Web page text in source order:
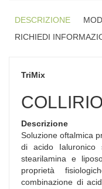
DESCRIZIONE
RICHIEDI
TriMix
COLLIRIO
Descrizione
Soluzione oftalmica
di acido Ialuronico
stearilamina e
proprietà
combinazione di